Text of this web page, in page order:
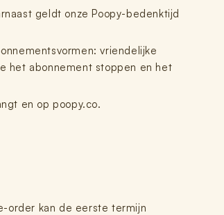
geldt onze Poopy-bedenktijd
vriendelijke
het abonnement stoppen en het
en op poopy.co.
order kan de eerste termijn